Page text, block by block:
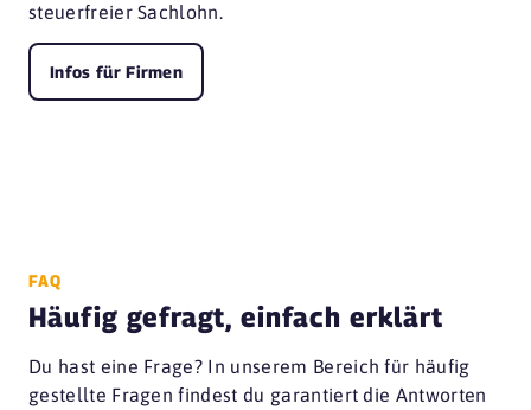
steuerfreier Sachlohn.
Infos für Firmen
FAQ
Häufig gefragt, einfach erklärt
Du hast eine Frage? In unserem Bereich für häufig
gestellte Fragen findest du garantiert die Antworten